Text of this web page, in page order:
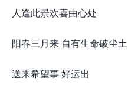
人逢此景欢喜由心处
阳春三月来 自有生命破尘土
送来希望事 好运出